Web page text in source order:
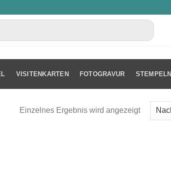
VISITENKARTEN FOTOGRAVUR STEMPELN
Einzelnes Ergebnis wird angezeigt